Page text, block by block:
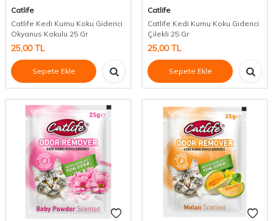
Catlife
Catlife Kedi Kumu Koku Giderici
Okyanus Kokulu 25 Gr
25,00TL
Sepete Ekle
Catlife
Catlife Kedi Kumu Koku Giderici
Çilekli 25 Gr
25,00TL
Sepete Ekle